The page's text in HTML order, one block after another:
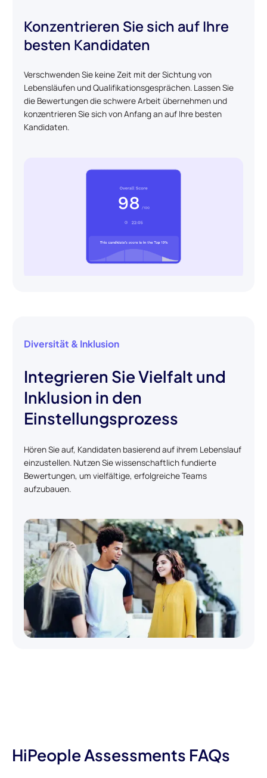
Konzentrieren Sie sich auf Ihre
besten Kandidaten
Verschwenden Sie keine Zeit mit der Sichtung von
Lebensläufen und Qualifikationsgesprächen. Lassen Sie
die Bewertungen die schwere Arbeit übernehmen und
konzentrieren Sie sich von Anfang an auf Ihre besten
Kandidaten.
Diversität & Inklusion
Integrieren Sie Vielfalt und
Inklusion in den
Einstellungsprozess
Hören Sie auf, Kandidaten basierend auf ihrem Lebenslauf
einzustellen. Nutzen Sie wissenschaftlich fundierte
Bewertungen, um vielfältige, erfolgreiche Teams
aufzubauen.
HiPeople Assessments FAQs